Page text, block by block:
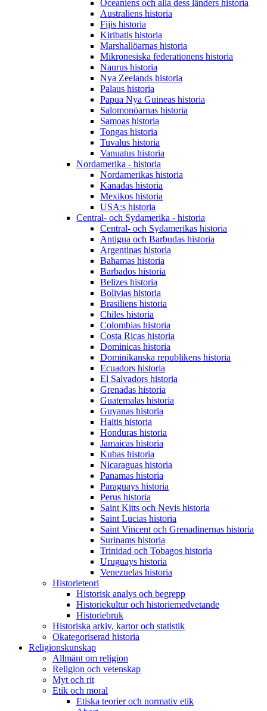
Oceaniens och alla dess länders historia
Australiens historia
Fijis historia
Kiribatis historia
Marshallöarnas historia
Mikronesiska federationens historia
Naurus historia
Nya Zeelands historia
Palaus historia
Papua Nya Guineas historia
Salomonöarnas historia
Samoas historia
Tongas historia
Tuvalus historia
Vanuatus historia
Nordamerika - historia
Nordamerikas historia
Kanadas historia
Mexikos historia
USA:s historia
Central- och Sydamerika - historia
Central- och Sydamerikas historia
Antigua och Barbudas historia
Argentinas historia
Bahamas historia
Barbados historia
Belizes historia
Bolivias historia
Brasiliens historia
Chiles historia
Colombias historia
Costa Ricas historia
Dominicas historia
Dominikanska republikens historia
Ecuadors historia
El Salvadors historia
Grenadas historia
Guatemalas historia
Guyanas historia
Haitis historia
Honduras historia
Jamaicas historia
Kubas historia
Nicaraguas historia
Panamas historia
Paraguays historia
Perus historia
Saint Kitts och Nevis historia
Saint Lucias historia
Saint Vincent och Grenadinernas historia
Surinams historia
Trinidad och Tobagos historia
Uruguays historia
Venezuelas historia
Historieteori
Historisk analys och begrepp
Historiekultur och historiemedvetande
Historiebruk
Historiska arkiv, kartor och statistik
Okategoriserad historia
Religionskunskap
Allmänt om religion
Religion och vetenskap
Myt och rit
Etik och moral
Etiska teorier och normativ etik